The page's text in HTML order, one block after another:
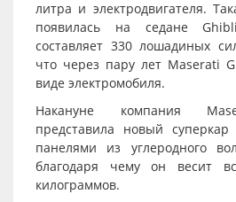
литра и электродвигателя.
появилась на седане
составляет 330 лошадиных
что через пару лет Maserati
виде электромобиля.
Накануне компания
представила новый
панелями из углеродного
благодаря чему он весит
килограммов.